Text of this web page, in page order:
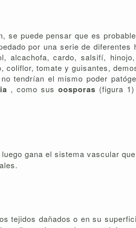
se puede pensar que es
por una serie de diferentes
alcachofa, cardo, salsifí,
tomate y guisantes,
tendrían el mismo poder
, como sus oosporas (figura
luego gana el sistema vascular
tejidos dañados o en su